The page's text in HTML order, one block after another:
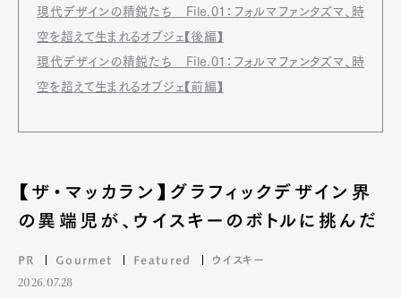
現代デザインの精鋭たち File.01：フォルマファンタズマ、時
空を超えて生まれるオブジェ【後編】
現代デザインの精鋭たち File.01：フォルマファンタズマ、時
空を超えて生まれるオブジェ【前編】
【ザ・マッカラン】グラフィックデザイン界
の異端児が、ウイスキーのボトルに挑んだ
PR Gourmet Featured ウイスキー
2026.07.28